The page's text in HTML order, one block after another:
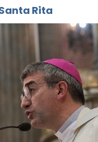
Rita